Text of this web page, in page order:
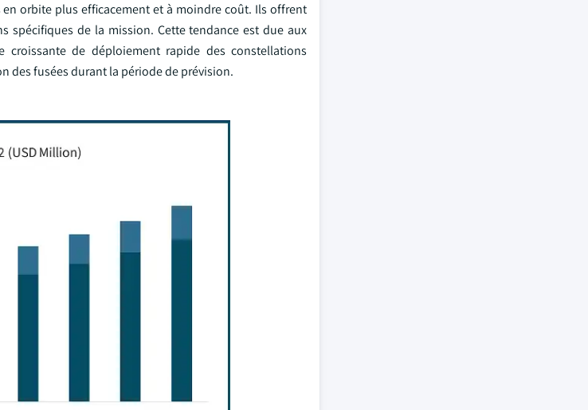
orbite plus efficacement et à moindre coût. Ils offrent
spécifiques de la mission. Cette tendance est due aux
de déploiement rapide des constellations
des fusées durant la période de prévision.